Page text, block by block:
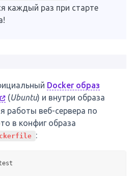
каждый раз при старте
Docker образ
(Ubuntu) и внутри образа
работы веб-сервера по
в конфиг образа
: